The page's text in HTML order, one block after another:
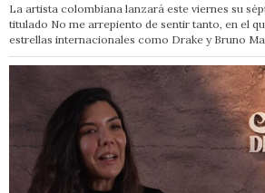
La artista colombiana lanzará este viernes su
titulado No me arrepiento de sentir tanto, en el
estrellas internacionales como Drake y Bruno